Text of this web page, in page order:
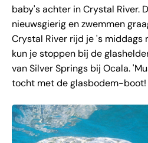
baby's achter in Crystal River.
nieuwsgierig en zwemmen
Crystal River rijd je 's middags
kun je stoppen bij de
van Silver Springs bij Ocala.
tocht met de glasbodem-boot!